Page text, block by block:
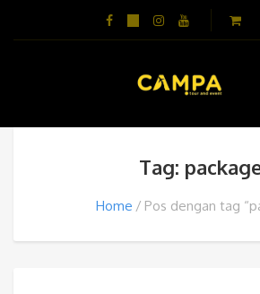
Tag:
Home Pos dengan tag